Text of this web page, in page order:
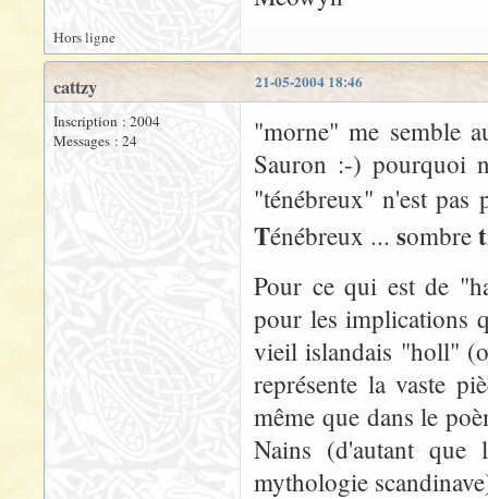
Hors ligne
21-05-2004 18:46
cattzy
Inscription : 2004
Messages : 24
"morne" me semble
Sauron :-) pourquoi
"ténébreux" n'est
Ténébreux ... sombre t
Pour ce qui est de
pour les implications
vieil islandais "holl"
représente la vaste
même que dans le
Nains (d'autant que
mythologie